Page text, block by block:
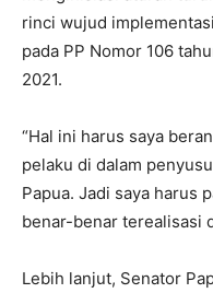
rinci wujud
pada PP Nomor 106
2021.
“Hal ini harus saya
pelaku di dalam
Papua. Jadi saya harus
benar-benar terealisasi
Lebih lanjut, Senator